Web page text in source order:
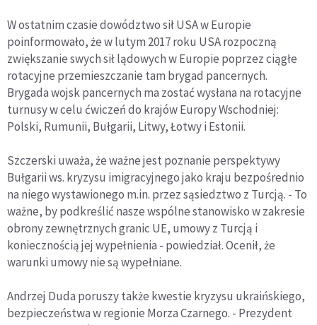
W ostatnim czasie dowództwo sił USA w Europie
poinformowało, że w lutym 2017 roku USA rozpoczną
zwiększanie swych sił lądowych w Europie poprzez ciągłe
rotacyjne przemieszczanie tam brygad pancernych.
Brygada wojsk pancernych ma zostać wysłana na rotacyjne
turnusy w celu ćwiczeń do krajów Europy Wschodniej:
Polski, Rumunii, Bułgarii, Litwy, Łotwy i Estonii.
Szczerski uważa, że ważne jest poznanie perspektywy
Bułgarii ws. kryzysu imigracyjnego jako kraju bezpośrednio
na niego wystawionego m.in. przez sąsiedztwo z Turcją. - To
ważne, by podkreślić nasze wspólne stanowisko w zakresie
obrony zewnętrznych granic UE, umowy z Turcją i
koniecznością jej wypełnienia - powiedział. Ocenił, że
warunki umowy nie są wypełniane.
Andrzej Duda poruszy także kwestie kryzysu ukraińskiego,
bezpieczeństwa w regionie Morza Czarnego. - Prezydent